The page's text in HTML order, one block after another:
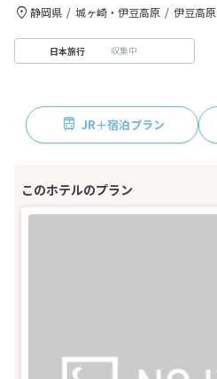
静岡県 城ヶ崎・伊豆高原 伊豆高原
日本旅行 収集中
JR＋宿泊プラン